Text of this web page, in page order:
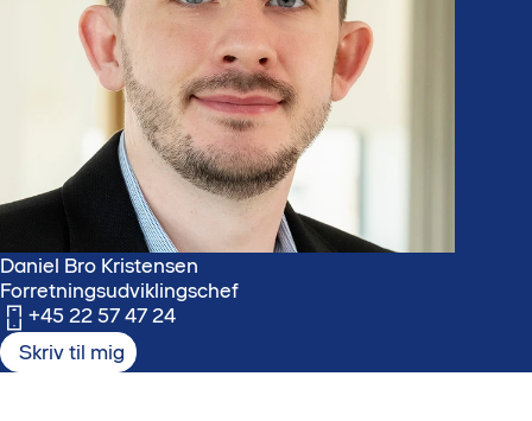
Daniel Bro Kristensen
Forretningsudviklingschef
+45 22 57 47 24
Skriv til mig